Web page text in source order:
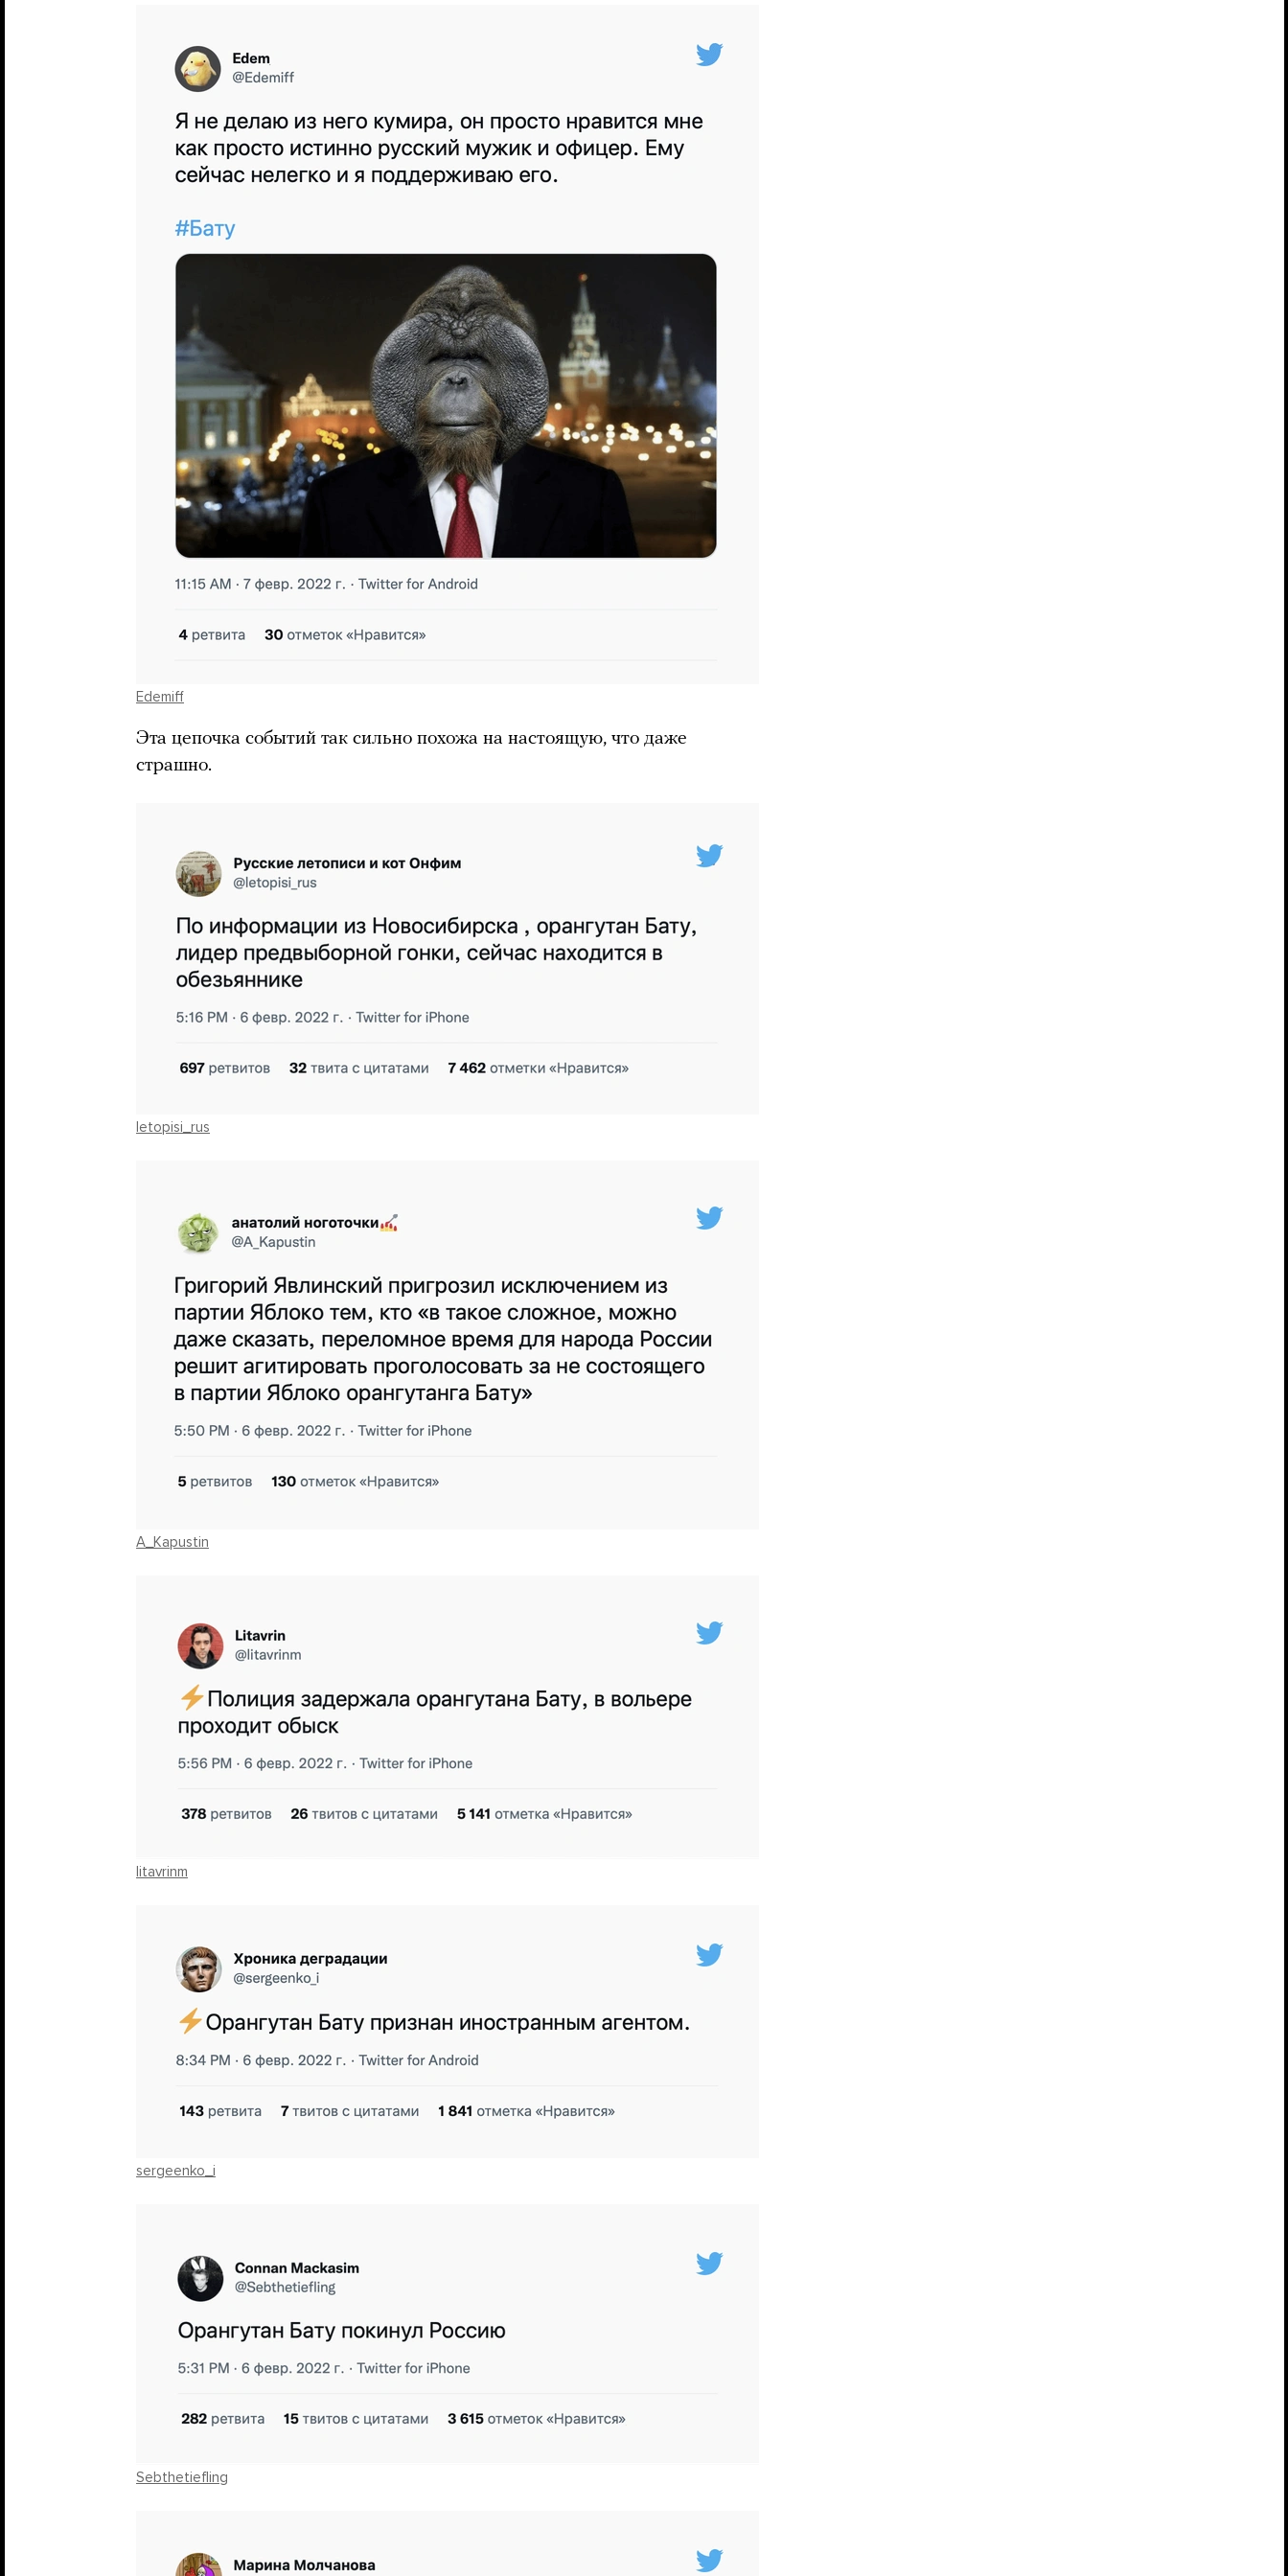
Edemiff
Эта цепочка событий так сильно похожа на настоящую, что даже
страшно.
letopisi_rus
A_Kapustin
litavrinm
sergeenko_i
Sebthetiefling